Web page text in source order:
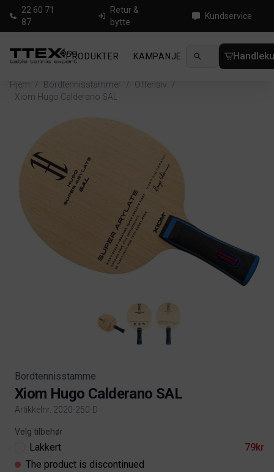
22 60 71
87
Retur &
bytte
Kundservice
PRODUKTER KAMPANJE NYHETER
Hjem / Bordtennisstammer / Offensiv
/
Xiom Hugo Calderano SAL
Bordtennisstamme
Xiom Hugo Calderano SAL
Artikkelnr. 2020-250-D
Product information
Velg tilbehør
Lakkert
79kr
The product is discontinued